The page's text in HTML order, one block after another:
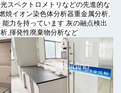
スペクトロメトリなどの先進的な
焼イオン染色体分析器重金属分析,
力を持っています.灰の融点検出
,揮発性廃棄物分析など